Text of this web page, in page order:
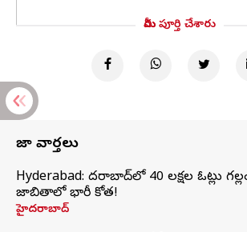
మీరు పూర్తి చేశారు
తాజా వార్తలు
Hyderabad: హైదరాబాద్‌లో 40 లక్షల ఓట్లు
జాబితాలో భారీ కోత!
హైదరాబాద్